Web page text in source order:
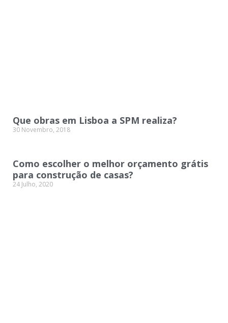
Que obras em Lisboa a SPM realiza?
30 Novembro, 2018
Como escolher o melhor orçamento grátis
para construção de casas?
24 Julho, 2020